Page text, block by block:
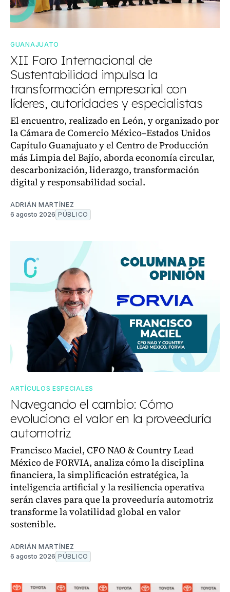
GUANAJUATO
XII Foro Internacional de
Sustentabilidad impulsa la
transformación empresarial con
líderes, autoridades y especialistas
El encuentro, realizado en León, y organizado por
la Cámara de Comercio México–Estados Unidos
Capítulo Guanajuato y el Centro de Producción
más Limpia del Bajío, aborda economía circular,
descarbonización, liderazgo, transformación
digital y responsabilidad social.
ADRIÁN MARTÍNEZ
6 agosto 2026 PÚBLICO
ARTÍCULOS ESPECIALES
Navegando el cambio: Cómo
evoluciona el valor en la proveeduría
automotriz
Francisco Maciel, CFO NAO & Country Lead
México de FORVIA, analiza cómo la disciplina
financiera, la simplificación estratégica, la
inteligencia artificial y la resiliencia operativa
serán claves para que la proveeduría automotriz
transforme la volatilidad global en valor
sostenible.
ADRIÁN MARTÍNEZ
6 agosto 2026 PÚBLICO